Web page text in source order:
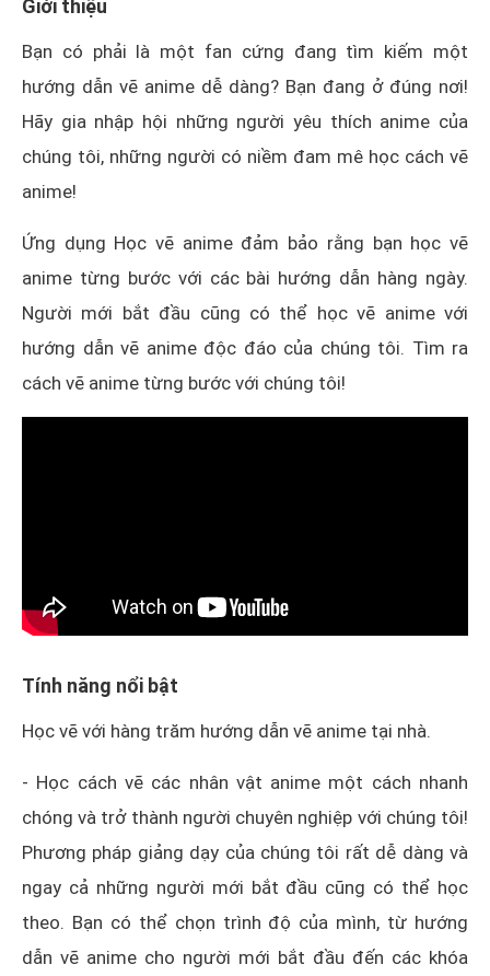
Giới thiệu
Bạn có phải là một fan cứng đang tìm kiếm một
hướng dẫn vẽ anime dễ dàng? Bạn đang ở đúng nơi!
Hãy gia nhập hội những người yêu thích anime của
chúng tôi, những người có niềm đam mê học cách vẽ
anime!
Ứng dụng Học vẽ anime đảm bảo rằng bạn học vẽ
anime từng bước với các bài hướng dẫn hàng ngày.
Người mới bắt đầu cũng có thể học vẽ anime với
hướng dẫn vẽ anime độc ​​đáo của chúng tôi. Tìm ra
cách vẽ anime từng bước với chúng tôi!
Tính năng nổi bật
Học vẽ với hàng trăm hướng dẫn vẽ anime tại nhà.
- Học cách vẽ các nhân vật anime một cách nhanh
chóng và trở thành người chuyên nghiệp với chúng tôi!
Phương pháp giảng dạy của chúng tôi rất dễ dàng và
ngay cả những người mới bắt đầu cũng có thể học
theo. Bạn có thể chọn trình độ của mình, từ hướng
dẫn vẽ anime cho người mới bắt đầu đến các khóa